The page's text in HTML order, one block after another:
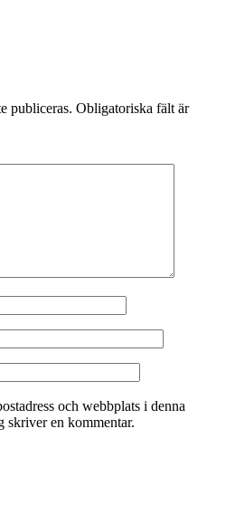
publiceras. Obligatoriska fält är
och webbplats i denna
skriver en kommentar.